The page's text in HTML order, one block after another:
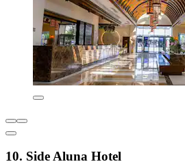
10. Side Aluna Hotel